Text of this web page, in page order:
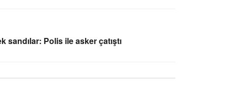
sandılar: Polis ile asker çatıştı